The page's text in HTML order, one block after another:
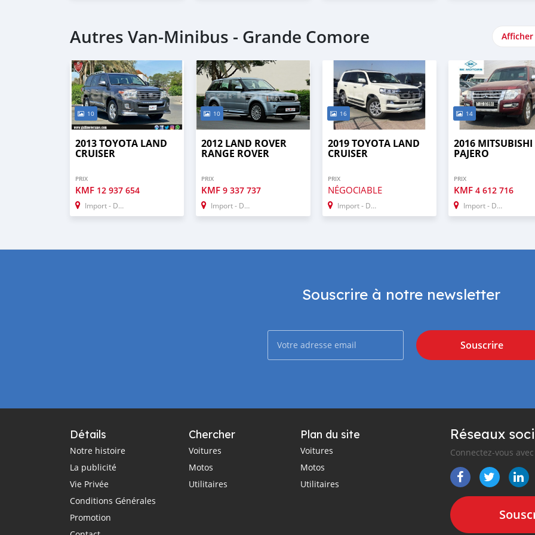
Autres Van‒Minibus - Grande Comore
10
2013 TOYOTA LAND
CRUISER
PRIX
KMF 12 937 654
Import - Dubai
10
2012 LAND ROVER
RANGE ROVER
PRIX
KMF9 337 737
Import - Dubai
16
2019 TOYOTA LAND
CRUISER
PRIX
NÉGOCIABLE
Import - Dubai
14
2016 MITSUBISHI
PAJERO
PRIX
KMF 4 612 716
Import - Dubai
Souscrire à notre newsletter
Souscrire
Détails
Notre histoire
La publicité
Vie Privée
Conditions Générales
Promotion
Chercher
Voitures
Motos
Utilitaires
Plan du site
Voitures
Motos
Utilitaires
Réseaux
Connectez-vous